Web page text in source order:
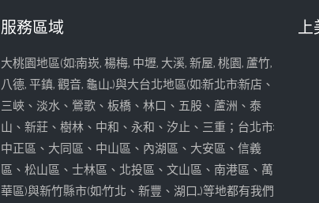
服務區域
大桃園地區(如:南崁, 楊梅, 中壢, 大溪, 新屋, 桃園, 蘆竹,
八德, 平鎮, 觀音, 龜山...)與大台北地區(如:新北市:新店、
三峽、淡水、鶯歌、板橋、林口、五股、蘆洲、泰
山、新莊、樹林、中和、永和、汐止、三重；台北市:
中正區、大同區、中山區、內湖區、大安區、信義
區、松山區、士林區、北投區、文山區、南港區、萬
華區)與新竹縣市(如:竹北、新豐、湖口...)等地都有我們